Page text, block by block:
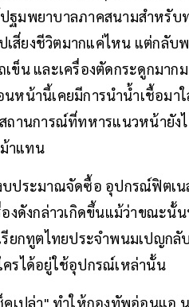
ฐมพยาบาลภาคสนามสำหรับ
เสี่ยงชีวิตมากแค่ไหน แต่กลั
ข็น และเครื่องตัดกระดูกมาก
หน้านี้เคยมีการนำน้ำเชื้อมา
ถานการณ์ที่ทหารแนวหน้ายั
าแทน
บประมาณจัดซื้อ อุปกรณ์ฟิตเ
องดังกล่าวเกิดขึ้นแม้ว่าขณะ
รียกทูตไทยประจำพนมเปญ
ครได้อยู่ใช้อุปกรณ์เหล่านั้น
คเปล่า" ทำให้กองทัพอ่อนแอ